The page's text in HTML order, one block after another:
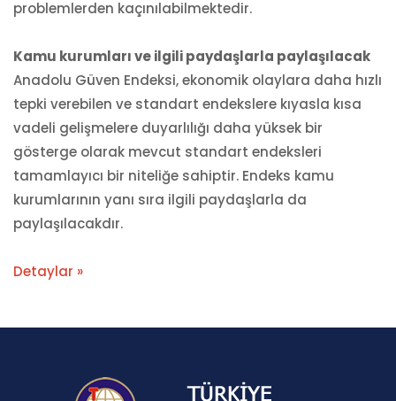
problemlerden kaçınılabilmektedir.
Kamu kurumları ve ilgili paydaşlarla paylaşılacak
Anadolu Güven Endeksi, ekonomik olaylara daha hızlı
tepki verebilen ve standart endekslere kıyasla kısa
vadeli gelişmelere duyarlılığı daha yüksek bir
gösterge olarak mevcut standart endeksleri
tamamlayıcı bir niteliğe sahiptir. Endeks kamu
kurumlarının yanı sıra ilgili paydaşlarla da
paylaşılacakdır.
Detaylar »